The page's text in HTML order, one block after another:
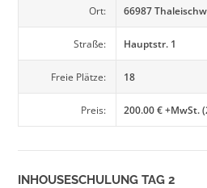
Ort: 66987
Straße: Hauptstr. 1
Freie Plätze: 18
Preis: 200.00 € +MwSt.
INHOUSESCHULUNG TAG 2